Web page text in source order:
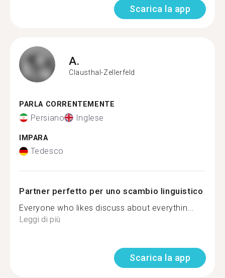
Scarica la app
A.
Clausthal-Zellerfeld
PARLA CORRENTEMENTE
Persiano Inglese
IMPARA
Tedesco
Partner perfetto per uno scambio linguistico
Everyone who likes discuss about everythin...
Leggi di più
Scarica la app